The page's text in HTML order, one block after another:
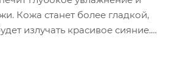
Кожа станет более гладкой,
излучать красивое сияние.